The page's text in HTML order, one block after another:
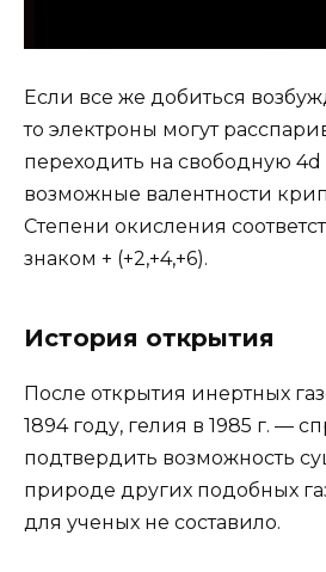
Если все же добиться
то электроны могут
переходить на свободную
возможные валентности
Степени окисления
знаком + (+2,+4,+6).
История открытия
После открытия инертных
1894 году, гелия в 1985 г. —
подтвердить возможность
природе других подобных
для ученых не составило.